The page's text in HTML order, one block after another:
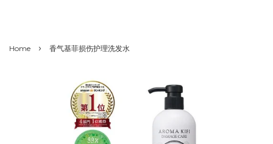
Home › 香气基菲损伤护理洗发水